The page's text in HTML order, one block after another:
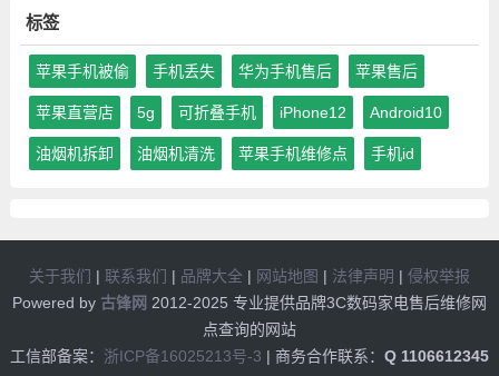
标签
苹果手机被偷 手机丢失 华为手机售后 苹果售后
苹果直营店 5g 可折叠手机 iPhone12 Android10
油烟机拆卸 油烟机清洗 苹果手机维修点 手机id
关于我们 | 联系我们 | 品牌大全| 网站地图 | 法律声明 | 侵权举报
Powered by 古锋网 2012-2025 专业提供品牌3C数码家电售后维修网
点查询的网站
工信部备案： 浙ICP备16025213号-3 | 商务合作联系： Q 1106612345